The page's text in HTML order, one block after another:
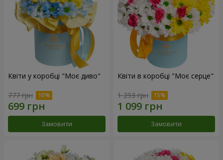
Квіти у коробці "Моє диво"
777 грн
Замовити
Квіти в коробці "Моє серце"
1 293 грн
Замовити